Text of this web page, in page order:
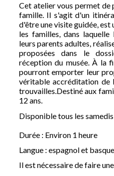
Cet atelier vous permet
famille. Il s'agit d'un
d'être une visite guidée,
les familles, dans
leurs parents adultes,
proposées dans le
réception du musée. À la
pourront emporter leur
véritable accréditation de
trouvailles.Destiné aux
12 ans.
Disponible tous les
Durée : Environ 1 heure
Langue : espagnol et basque
Il est nécessaire de faire